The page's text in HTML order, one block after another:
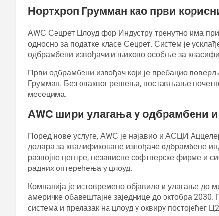
Нортхроп Грумман као први
АWС Сецрет Цлоуд фор Индустрy тренутно има
односно за податке класе Сецрет. Систем је
одбрамбени извођачи и њихово особље за
Први одбрамбени извођач који је пребацио
Грумман. Без оваквог решења, постављање
месецима.
АWС шири улагања у одбрамбени и
Поред нове услуге, АWС је најавио и АСЦИ
долара за квалификоване извођаче одбрамбене
развојне центре, независне софтверске фирме и
радних оптерећења у цлоуд.
Компанија је истовремено објавила и улагање до
америчке обавештајне заједнице до октобра
система и прелазак на цлоуд у оквиру постојећег